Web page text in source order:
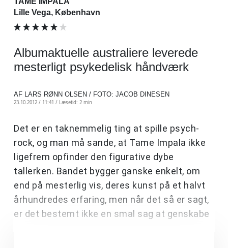
Lille Vega, København
Albumaktuelle australiere leverede
mesterligt psykedelisk håndværk
AF LARS RØNN OLSEN / FOTO: JACOB DINESEN
23.10.2012 / 11:41 / Læsetid: 2 min
Det er en taknemmelig ting at spille psych-
rock, og man må sande, at Tame Impala ikke
ligefrem opfinder den figurative dybe
tallerken. Bandet bygger ganske enkelt, om
end på mesterlig vis, deres kunst på et halvt
århundredes erfaring, men når det så er sagt,
er det bestemt ikke en smal sag at genskabe